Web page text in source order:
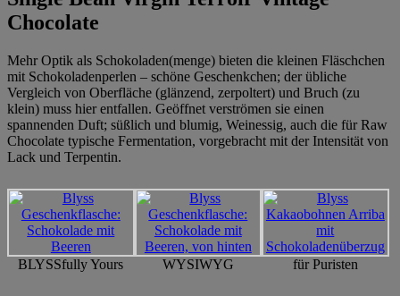
Chocolate
Mehr Optik als Schokoladen(menge) bieten die kleinen Fläschchen
mit Schokoladenperlen – schöne Geschenkchen; der übliche
Vergleich von Oberfläche (glänzend, zerpoltert) und Bruch (zu
klein) muss hier entfallen. Geöffnet verströmen sie einen
spannenden Duft; süßlich und blumig, Weinessig, auch die für Raw
Chocolate typische Fermentation, vorgebracht mit der Intensität von
Lack und Terpentin.
BLYSSfully Yours WYSIWYG für Puristen